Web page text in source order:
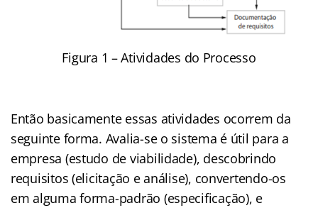
Figura 1 – Atividades do Processo
Então basicamente essas atividades ocorrem da
seguinte forma. Avalia-se o sistema é útil para a
empresa (estudo de viabilidade), descobrindo
requisitos (elicitação e análise), convertendo-os
em alguma forma-padrão (especificação), e